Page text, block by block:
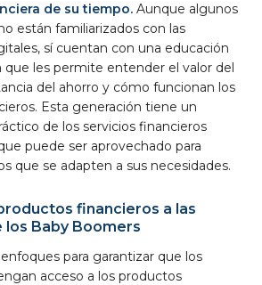
de su tiempo. Aunque algunos
están familiarizados con las
sí cuentan con una educación
que les permite entender el valor del
del ahorro y cómo funcionan los
Esta generación tiene un
de los servicios financieros
puede ser aprovechado para
que se adapten a sus necesidades.
financieros a las
los Baby Boomers
para garantizar que los
acceso a los productos